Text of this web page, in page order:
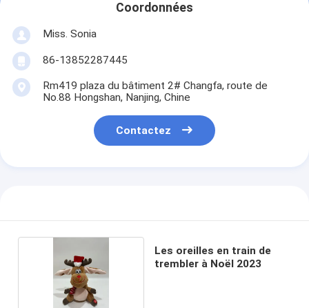
Coordonnées
Miss. Sonia
86-13852287445
Rm419 plaza du bâtiment 2# Changfa, route de
No.88 Hongshan, Nanjing, Chine
Contactez
Les oreilles en train de
trembler à Noël 2023